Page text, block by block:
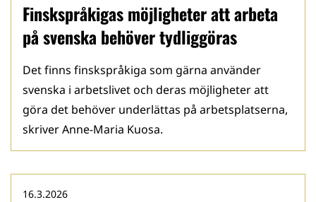
Finskspråkigas möjligheter att arbeta
på svenska behöver tydliggöras
Det finns finskspråkiga som gärna använder
svenska i arbetslivet och deras möjligheter att
göra det behöver underlättas på arbetsplatserna,
skriver Anne-Maria Kuosa.
16.3.2026